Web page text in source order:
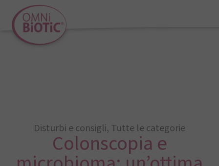
Disturbi e consigli, Tutte le categorie
Colonscopia e